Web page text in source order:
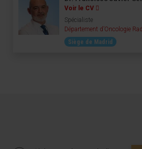
Voir le CV
Spécialiste
Département d’Oncologie
Siège de Madrid